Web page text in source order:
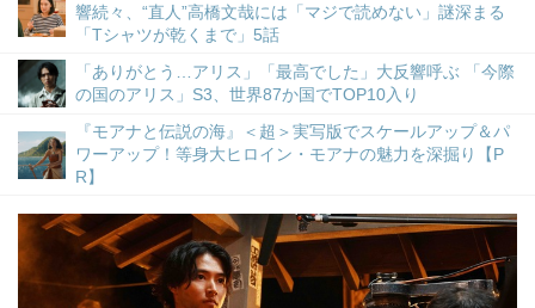
響続々、“直人”高橋文哉には「マジで読めない」謎深まる
「Tシャツが乾くまで」5話
「ありがとう…アリス」「最高でした」大反響呼ぶ 「今際
の国のアリス」S3、世界87か国でTOP10入り
『モアナと伝説の海』＜超＞実写版でスケールアップ＆パ
ワーアップ！等身大ヒロイン・モアナの魅力を深掘り【P
R】